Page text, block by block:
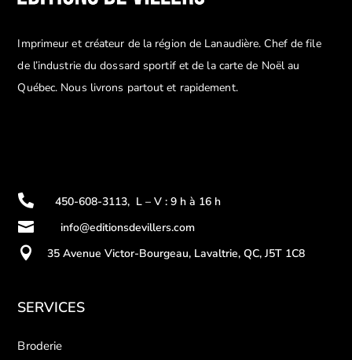
Imprimeur et créateur de la région de Lanaudière. Chef de file
de l’industrie du dossard sportif et de la carte de Noël au
Québec. Nous livrons partout et rapidement.
 450-608-3113, L – V : 9 h à 16 h
 info@editionsdevillers.com
 35 Avenue Victor-Bourgeau, Lavaltrie, QC, J5T 1C8
SERVICES
Broderie